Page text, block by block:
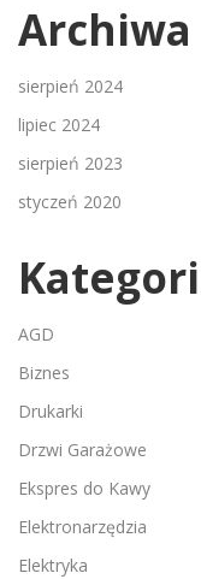
Archiwa
sierpień 2024
lipiec 2024
sierpień 2023
styczeń 2020
AGD
Biznes
Drukarki
Drzwi Garażowe
Ekspres do Kawy
Elektronarzędzia
Elektryka